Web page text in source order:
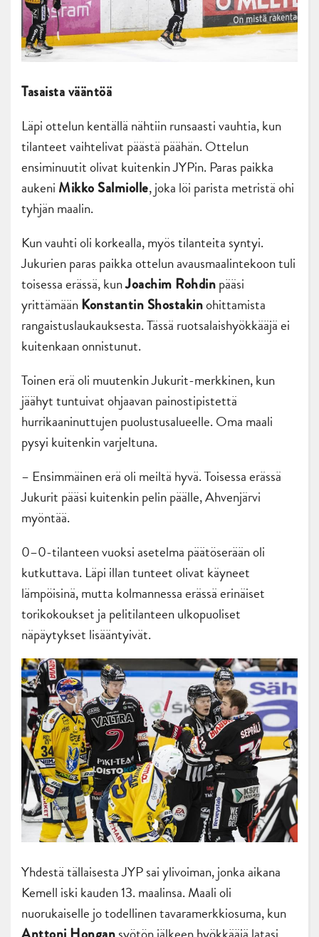
Tasaista vääntöä
Läpi ottelun kentällä nähtiin runsaasti vauhtia, kun
tilanteet vaihtelivat päästä päähän. Ottelun
ensiminuutit olivat kuitenkin JYPin. Paras paikka
aukeni Mikko Salmiolle, joka löi parista metristä ohi
tyhjän maalin.
Kun vauhti oli korkealla, myös tilanteita syntyi.
Jukurien paras paikka ottelun avausmaalintekoon tuli
toisessa erässä, kunJoachim Rohdinpääsi
yrittämäänKonstantin Shostakinohittamista
rangaistuslaukauksesta. Tässä ruotsalaishyökkääjä ei
kuitenkaan onnistunut.
Toinen erä oli muutenkin Jukurit-merkkinen, kun
jäähyt tuntuivat ohjaavan painostipistettä
hurrikaaninuttujen puolustusalueelle. Oma maali
pysyi kuitenkin varjeltuna.
– Ensimmäinen erä oli meiltä hyvä. Toisessa erässä
Jukurit pääsi kuitenkin pelin päälle, Ahvenjärvi
myöntää.
0–0-tilanteen vuoksi asetelma päätöserään oli
kutkuttava. Läpi illan tunteet olivat käyneet
lämpöisinä, mutta kolmannessa erässä erinäiset
torikokoukset ja pelitilanteen ulkopuoliset
näpäytykset lisääntyivät.
Yhdestä tällaisesta JYP sai ylivoiman, jonka aikana
Kemell iski kauden 13. maalinsa. Maali oli
nuorukaiselle jo todellinen tavaramerkkiosuma, kun